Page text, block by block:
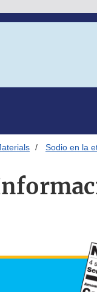
Sodio en la